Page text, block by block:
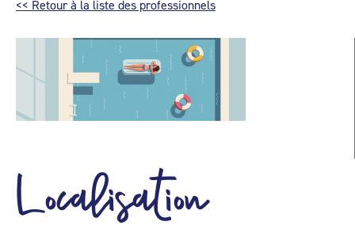
<< Retour à la liste des professionnels
Localisation